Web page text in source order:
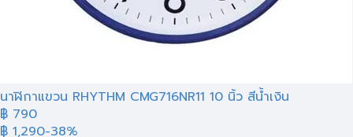
นาฬิกาแขวน RHYTHM CMG716NR11 10 นิ้ว สีน้ำเงิน
฿ 790
฿ 1,290-38%